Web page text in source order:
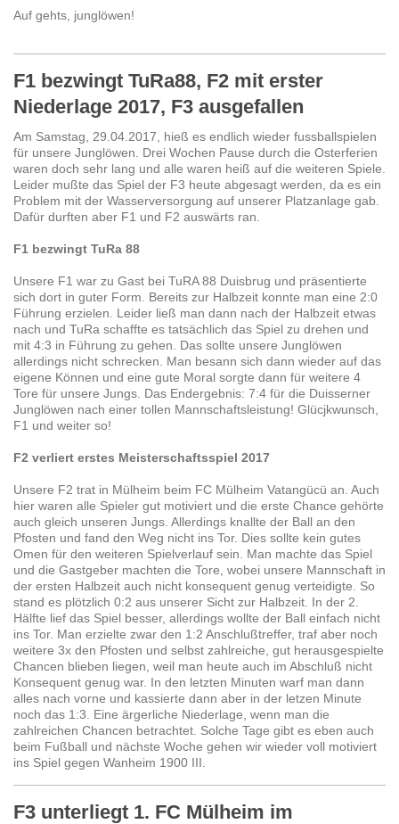
Auf gehts, junglöwen!
F1 bezwingt TuRa88, F2 mit erster
Niederlage 2017, F3 ausgefallen
Am Samstag, 29.04.2017, hieß es endlich wieder fussballspielen
für unsere Junglöwen. Drei Wochen Pause durch die Osterferien
waren doch sehr lang und alle waren heiß auf die weiteren Spiele.
Leider mußte das Spiel der F3 heute abgesagt werden, da es ein
Problem mit der Wasserversorgung auf unserer Platzanlage gab.
Dafür durften aber F1 und F2 auswärts ran.
F1 bezwingt TuRa 88
Unsere F1 war zu Gast bei TuRA 88 Duisbrug und präsentierte
sich dort in guter Form. Bereits zur Halbzeit konnte man eine 2:0
Führung erzielen. Leider ließ man dann nach der Halbzeit etwas
nach und TuRa schaffte es tatsächlich das Spiel zu drehen und
mit 4:3 in Führung zu gehen. Das sollte unsere Junglöwen
allerdings nicht schrecken. Man besann sich dann wieder auf das
eigene Können und eine gute Moral sorgte dann für weitere 4
Tore für unsere Jungs. Das Endergebnis: 7:4 für die Duisserner
Junglöwen nach einer tollen Mannschaftsleistung! Glücjkwunsch,
F1 und weiter so!
F2 verliert erstes Meisterschaftsspiel 2017
Unsere F2 trat in Mülheim beim FC Mülheim Vatangücü an. Auch
hier waren alle Spieler gut motiviert und die erste Chance gehörte
auch gleich unseren Jungs. Allerdings knallte der Ball an den
Pfosten und fand den Weg nicht ins Tor. Dies sollte kein gutes
Omen für den weiteren Spielverlauf sein. Man machte das Spiel
und die Gastgeber machten die Tore, wobei unsere Mannschaft in
der ersten Halbzeit auch nicht konsequent genug verteidigte. So
stand es plötzlich 0:2 aus unserer Sicht zur Halbzeit. In der 2.
Hälfte lief das Spiel besser, allerdings wollte der Ball einfach nicht
ins Tor. Man erzielte zwar den 1:2 Anschlußtreffer, traf aber noch
weitere 3x den Pfosten und selbst zahlreiche, gut herausgespielte
Chancen blieben liegen, weil man heute auch im Abschluß nicht
Konsequent genug war. In den letzten Minuten warf man dann
alles nach vorne und kassierte dann aber in der letzen Minute
noch das 1:3. Eine ärgerliche Niederlage, wenn man die
zahlreichen Chancen betrachtet. Solche Tage gibt es eben auch
beim Fußball und nächste Woche gehen wir wieder voll motiviert
ins Spiel gegen Wanheim 1900 III.
F3 unterliegt 1. FC Mülheim im